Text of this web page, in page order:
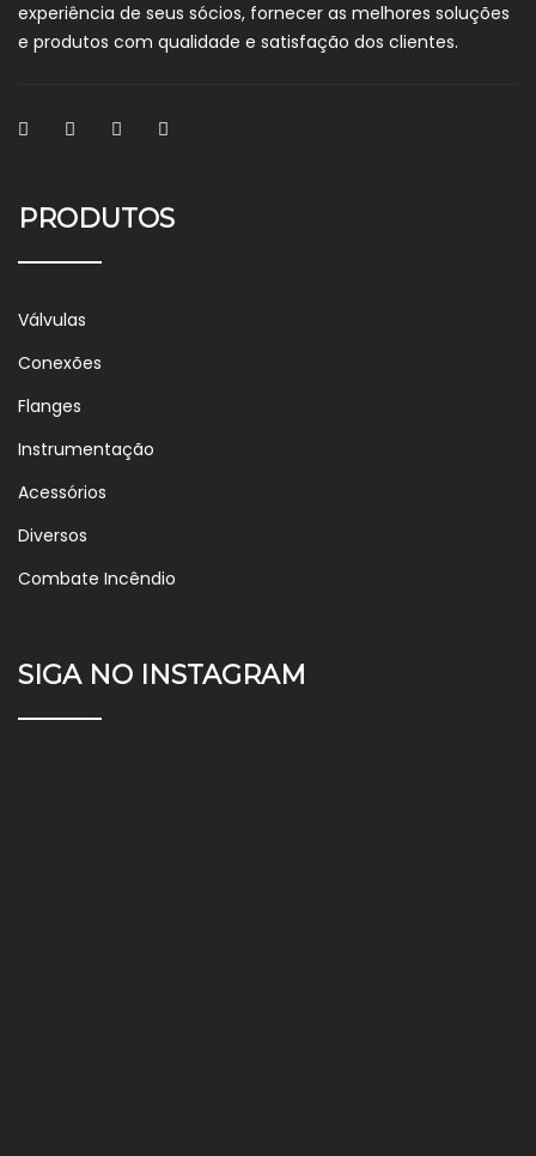
experiência de seus sócios, fornecer as melhores soluções
e produtos com qualidade e satisfação dos clientes.
PRODUTOS
Válvulas
Conexões
Flanges
Instrumentação
Acessórios
Diversos
Combate Incêndio
SIGA NO INSTAGRAM